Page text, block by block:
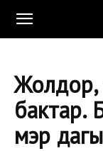
Жолдор,
бактар.
мэр